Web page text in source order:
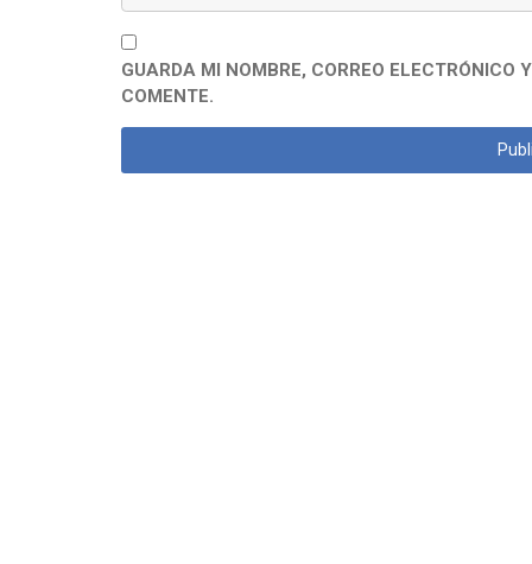
GUARDA MI NOMBRE, CORREO ELECTRÓNICO
COMENTE.